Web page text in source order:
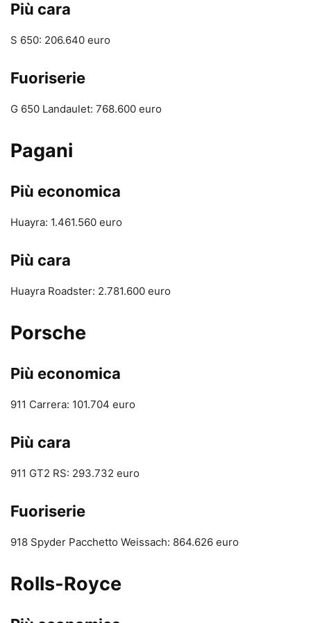
Più cara
S 650: 206.640 euro
Fuoriserie
G 650 Landaulet: 768.600 euro
Pagani
Più economica
Huayra: 1.461.560 euro
Più cara
Huayra Roadster: 2.781.600 euro
Porsche
Più economica
911 Carrera: 101.704 euro
Più cara
911 GT2 RS: 293.732 euro
Fuoriserie
918 Spyder Pacchetto Weissach: 864.626 euro
Rolls-Royce